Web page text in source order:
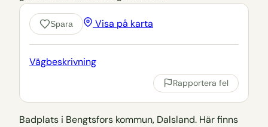
Spara Visa på karta
Vägbeskrivning
Rapportera fel
Badplats i Bengtsfors kommun, Dalsland. Här finns